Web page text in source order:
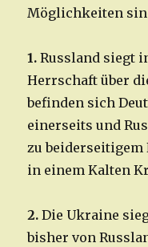
Möglichkeiten
1. Russland siegt
Herrschaft über
befinden sich
einerseits und
zu beiderseitigem
in einem Kalten
2. Die Ukraine
bisher von